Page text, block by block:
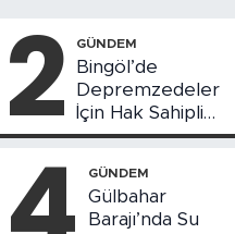
2 GÜNDEM
Bingöl’de
Depremzedeler
İçin Hak Sahipliği
Askı Süreci
GÜNDEM
Gülbahar
Barajı’nda Su